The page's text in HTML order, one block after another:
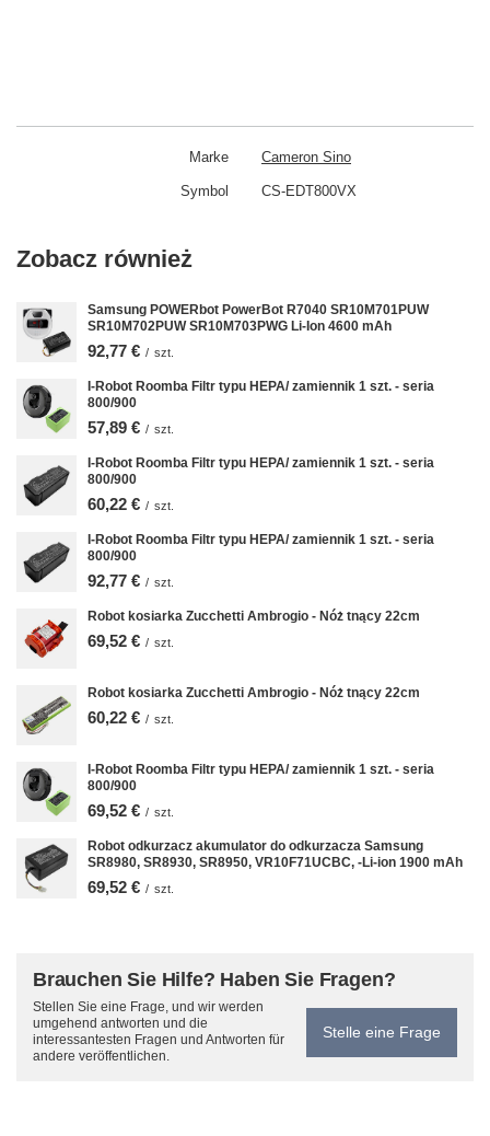
Marke Cameron Sino
Symbol CS-EDT800VX
Zobacz również
Samsung POWERbot PowerBot R7040 SR10M701PUW
SR10M702PUW SR10M703PWG Li-Ion 4600 mAh
92,77 € / szt.
I-Robot Roomba Filtr typu HEPA/ zamiennik 1 szt. - seria
800/900
57,89 € / szt.
I-Robot Roomba Filtr typu HEPA/ zamiennik 1 szt. - seria
800/900
60,22 € / szt.
I-Robot Roomba Filtr typu HEPA/ zamiennik 1 szt. - seria
800/900
92,77 € / szt.
Robot kosiarka Zucchetti Ambrogio - Nóż tnący 22cm
69,52 € / szt.
Robot kosiarka Zucchetti Ambrogio - Nóż tnący 22cm
60,22 € / szt.
I-Robot Roomba Filtr typu HEPA/ zamiennik 1 szt. - seria
800/900
69,52 € / szt.
Robot odkurzacz akumulator do odkurzacza Samsung
SR8980, SR8930, SR8950, VR10F71UCBC, -Li-ion 1900 mAh
69,52 € / szt.
Brauchen Sie Hilfe? Haben Sie Fragen?
Stellen Sie eine Frage, und wir werden
umgehend antworten und die
interessantesten Fragen und Antworten für
andere veröffentlichen.
Stelle eine Frage